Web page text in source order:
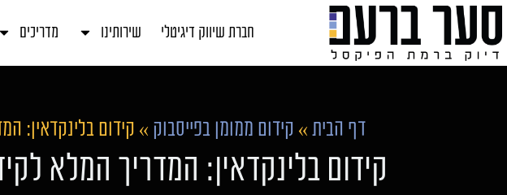
חברת שיווק דיגיטלי שירותינו מדריכים
דף הבית » קידום ממומן בפייסבוק » קידום בלינקדאין:
קידום בלינקדאין: המדריך המלא